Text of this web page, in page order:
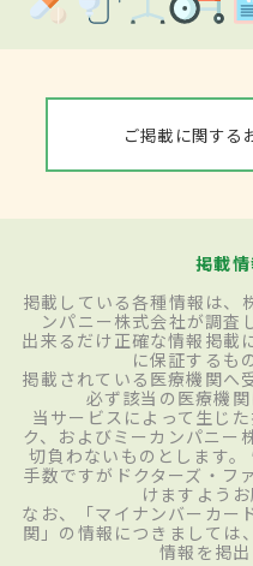
ご掲載に関する
掲載
掲載している各種情報は、
ンパニー株式会社が調査
出来るだけ正確な情報掲載
に保証するも
掲載されている医療機関へ
必ず該当の医療機関
当サービスによって生じ
ク、およびミーカンパニー
切負わないものとします
手数ですがドクターズ・フ
けますようお
なお、「マイナンバーカー
関」の情報につきましては
情報を掲出